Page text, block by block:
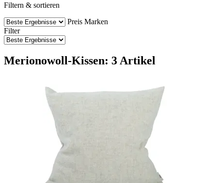
Filtern & sortieren
Preis Marken
Filter
Merionowoll-Kissen: 3 Artikel